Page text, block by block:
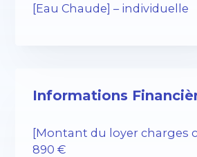
[Eau Chaude] – individuelle
Informations
[Montant du loyer charges
890 €